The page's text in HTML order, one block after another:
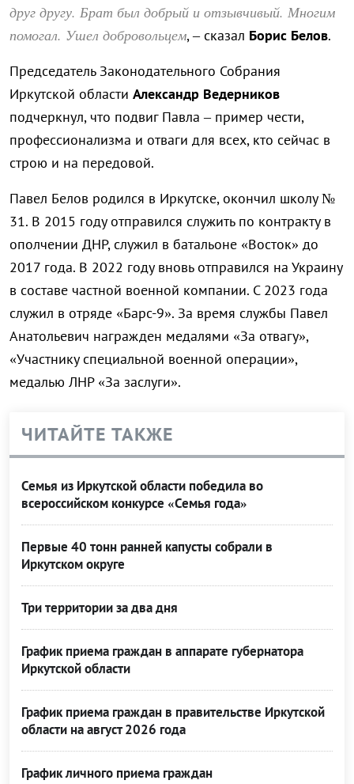
друг другу. Брат был добрый и отзывчивый. Многим
помогал. Ушел добровольцем, – сказал Борис Белов.
Председатель Законодательного Собрания
Иркутской области Александр Ведерников
подчеркнул, что подвиг Павла – пример чести,
профессионализма и отваги для всех, кто сейчас в
строю и на передовой.
Павел Белов родился в Иркутске, окончил школу №
31. В 2015 году отправился служить по контракту в
ополчении ДНР, служил в батальоне «Восток» до
2017 года. В 2022 году вновь отправился на Украину
в составе частной военной компании. С 2023 года
служил в отряде «Барс-9». За время службы Павел
Анатольевич награжден медалями «За отвагу»,
«Участнику специальной военной операции»,
медалью ЛНР «За заслуги».
ЧИТАЙТЕ ТАКЖЕ
Семья из Иркутской области победила во
всероссийском конкурсе «Семья года»
Первые 40 тонн ранней капусты собрали в
Иркутском округе
Три территории за два дня
График приема граждан в аппарате губернатора
Иркутской области
График приема граждан в правительстве Иркутской
области на август 2026 года
График личного приема граждан